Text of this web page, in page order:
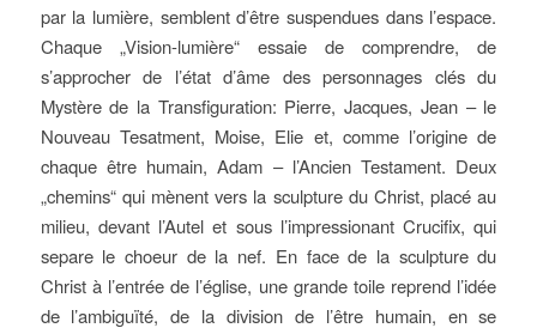
par la lumière, semblent d’être suspendues dans l’espace.
Chaque „Vision-lumière“ essaie de comprendre, de
s’approcher de l’état d’âme des personnages clés du
Mystère de la Transfiguration: Pierre, Jacques, Jean – le
Nouveau Tesatment, Moise, Elie et, comme l’origine de
chaque être humain, Adam – l’Ancien Testament. Deux
„chemins“ qui mènent vers la sculpture du Christ, placé au
milieu, devant l’Autel et sous l’impressionant Crucifix, qui
separe le choeur de la nef. En face de la sculpture du
Christ à l’entrée de l’église, une grande toile reprend l’idée
de l’ambiguïté, de la division de l’être humain, en se